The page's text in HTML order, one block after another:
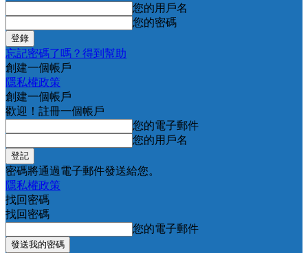
您的用戶名
您的密碼
忘記密碼了嗎？得到幫助
創建一個帳戶
隱私權政策
創建一個帳戶
歡迎！註冊一個帳戶
您的電子郵件
您的用戶名
密碼將通過電子郵件發送給您。
隱私權政策
找回密碼
找回密碼
您的電子郵件